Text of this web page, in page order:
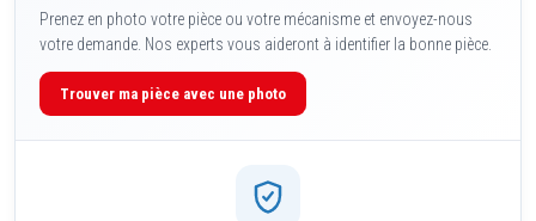
Prenez en photo votre pièce ou votre mécanisme et envoyez-nous
votre demande. Nos experts vous aideront à identifier la bonne pièce.
Trouver ma pièce avec une photo